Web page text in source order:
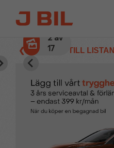
❮ TILLBAKA TILL LISTAN
2av
17